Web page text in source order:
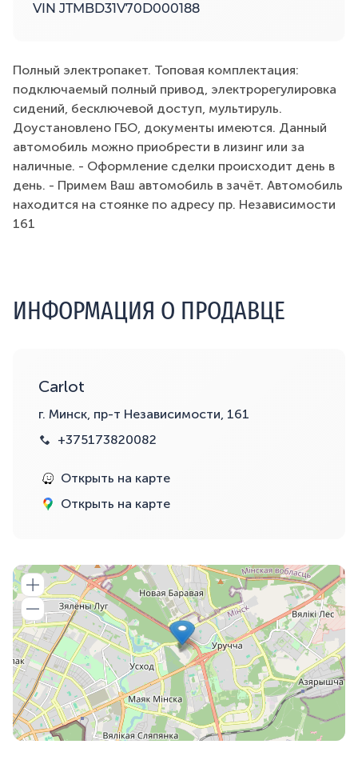
VIN JTMBD31V70D000188
Полный электропакет. Топовая комплектация:
подключаемый полный привод, электрорегулировка
сидений, бесключевой доступ, мультируль.
Доустановлено ГБО, документы имеются. Данный
автомобиль можно приобрести в лизинг или за
наличные. - Оформление сделки происходит день в
день. - Примем Ваш автомобиль в зачёт. Автомобиль
находится на стоянке по адресу пр. Независимости
161
ИНФОРМАЦИЯ О ПРОДАВЦЕ
Carlot
г. Минск, пр-т Независимости, 161
+375173820082
Открыть на карте
Открыть на карте